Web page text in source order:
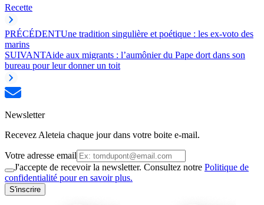
Recette
PRÉCÉDENTUne tradition singulière et poétique : les ex-voto des
marins
SUIVANTAide aux migrants : l’aumônier du Pape dort dans son
bureau pour leur donner un toit
Newsletter
Recevez Aleteia chaque jour dans votre boite e-mail.
Votre adresse email
J'accepte de recevoir la newsletter. Consultez notre Politique de
confidentialité pour en savoir plus.
S'inscrire